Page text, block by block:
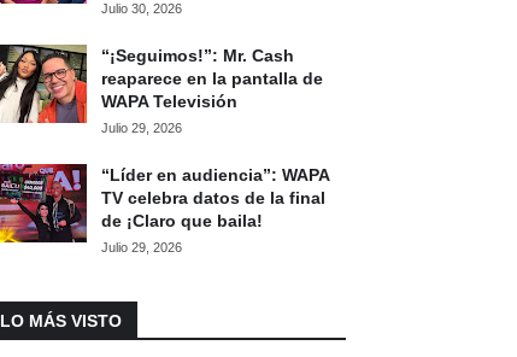
Julio 30, 2026
“¡Seguimos!”: Mr. Cash
reaparece en la pantalla de
WAPA Televisión
Julio 29, 2026
“Líder en audiencia”: WAPA
TV celebra datos de la final
de ¡Claro que baila!
Julio 29, 2026
LO MÁS VISTO